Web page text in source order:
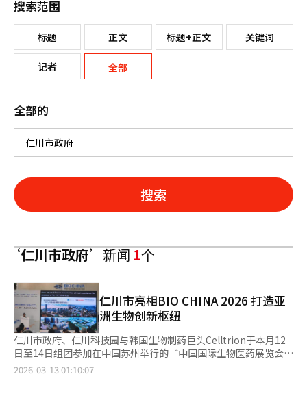
搜索范围
标题 正文 标题+正文 关键词
记者 全部
全部的
搜索
‘仁川市政府’新闻1个
仁川市亮相BIO CHINA 2026 打造亚
洲生物创新枢纽
仁川市政府、仁川科技园与韩国生物制药巨头Celltrion于本月12
日至14日组团参加在中国苏州举行的“中国国际生物医药展览会
（BIO CHINA 2026）”，旨在向全球展示仁川生物产业的领先生
新推进项目”的关键环。该项目以Celltrion的技术需求为核心，
2026-03-13 01:10:07
页